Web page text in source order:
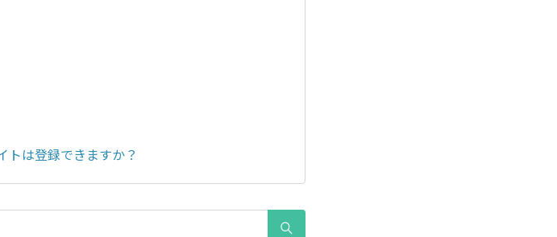
トは登録できますか？